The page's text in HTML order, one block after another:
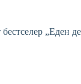
„Еден